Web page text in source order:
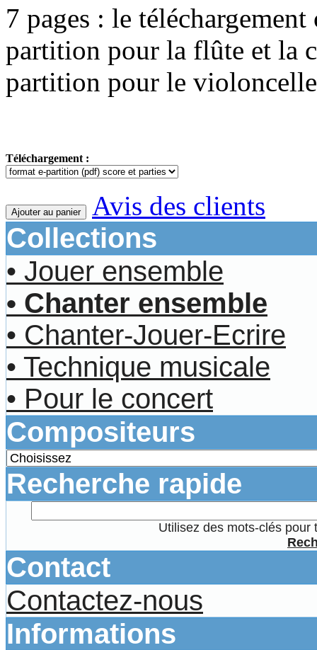
7 pages : le
partition pour la flûte et la
partition pour le
Téléchargement :
Ajouter au panier Avis des clients
Collections
• Jouer ensemble
• Chanter ensemble
• Chanter-Jouer-Ecrire
• Technique musicale
• Pour le concert
Compositeurs
Recherche rapide
Utilisez des mots-clés pour
Contact
Contactez-nous
Informations